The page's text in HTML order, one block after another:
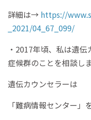
詳細は→ https://
_2021/04_67_099/
・2017年頃、私は遺
症候群のことを相談し
遺伝カウンセラーは
「難病情報センター